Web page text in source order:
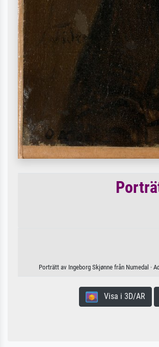
Porträtt av Ingeborg Skjønne från Numedal ·
Visa i 3D/AR